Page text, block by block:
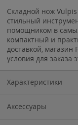
Складной нож
стильный
помощником в
компактный и
доставкой, магазин
условия для заказа
Характеристики
Аксессуары